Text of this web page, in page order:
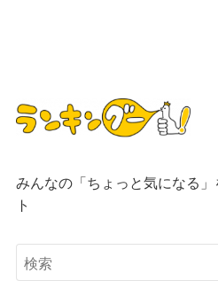
みんなの「ちょっと気になる
ト